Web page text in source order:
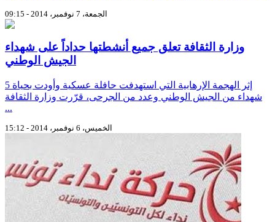
الجمعة، 7 نوفمبر، 2014 - 09:15
وزارة الثقافة تعلق جميع أنشطتها حداداً على شهداء
الجيش الوطني
إثر الهجمة الإرهابية التي استهدفت حافلة عسكية وأودت بحياة 5
شهداء من الجيش الوطني وعدد من الجرحى، قرّرت وزارة الثقافة
...
الخميس، 6 نوفمبر، 2014 - 15:12